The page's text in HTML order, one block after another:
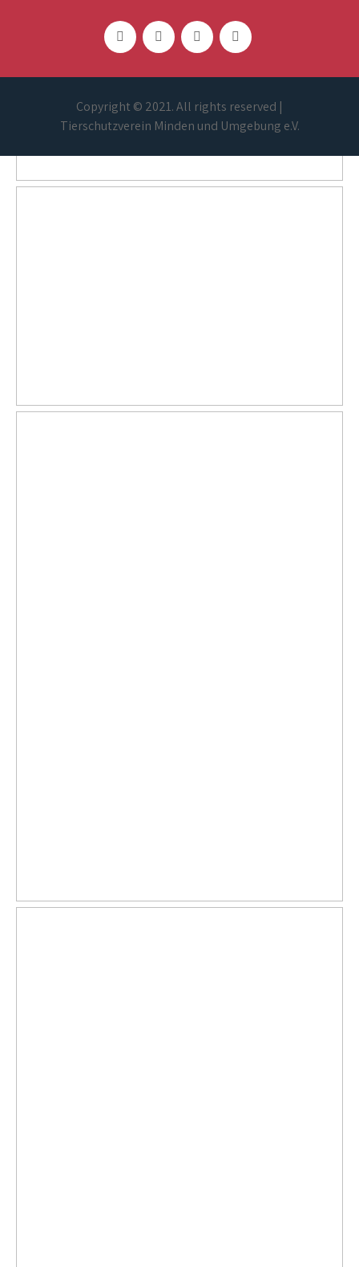
Copyright © 2021. All rights reserved |
Tierschutzverein Minden und Umgebung e.V.